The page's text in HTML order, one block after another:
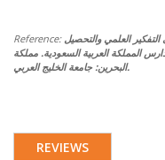
Reference: على التفكير العلمي والتحصيل
المملكة العربية السعودية. مملكة
البحرين: جامعة الخليج العربي.
REVIEWS